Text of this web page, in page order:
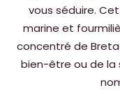
vous séduire.
marine et
concentré de
bien-être ou de la